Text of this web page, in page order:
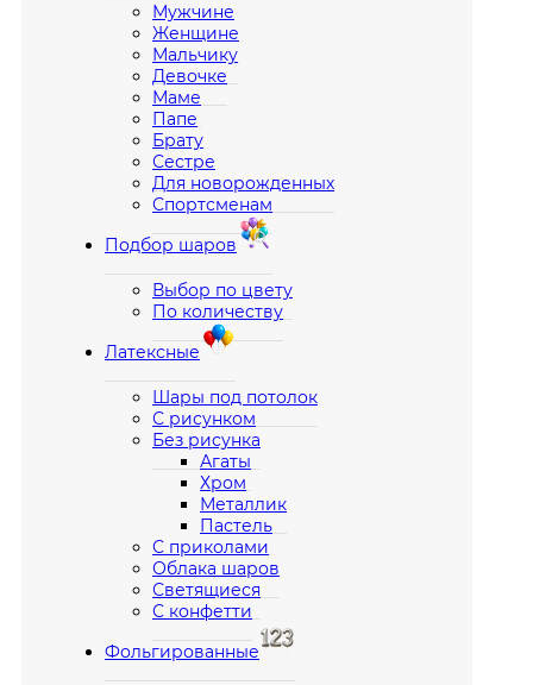
Мужчине
Женщине
Мальчику
Девочке
Маме
Папе
Брату
Сестре
Для новорожденных
Спортсменам
Подбор шаров
Выбор по цвету
По количеству
Латексные
Шары под потолок
С рисунком
Без рисунка
Агаты
Хром
Металлик
Пастель
С приколами
Облака шаров
Светящиеся
С конфетти
Фольгированные